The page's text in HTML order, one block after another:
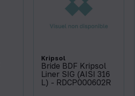
Kripsol
Bride BDF Kripsol
Liner SIG (AISI 316
L) - RDCP000602R